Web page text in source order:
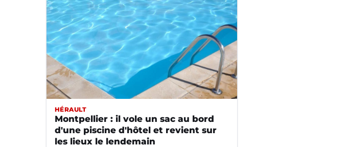
HÉRAULT
Montpellier : il vole un sac au bord
d'une piscine d'hôtel et revient sur
les lieux le lendemain